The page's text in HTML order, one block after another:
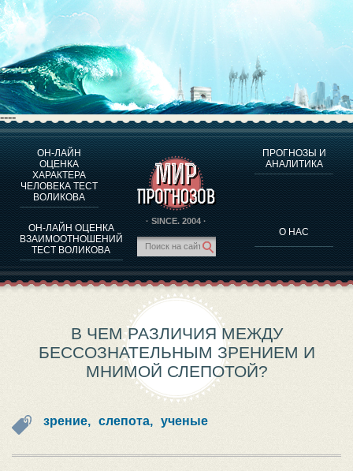
----
ОН-ЛАЙН
ОЦЕНКА
ХАРАКТЕРА
ЧЕЛОВЕКА ТЕСТ
ВОЛИКОВА
ОН-ЛАЙН ОЦЕНКА
ВЗАИМООТНОШЕНИЙ
ТЕСТ ВОЛИКОВА
· SINCE. 2004 ·
ПРОГНОЗЫ И
АНАЛИТИКА
О НАС
О ПРОГРАММЕ
ОЦЕНКА ХАРАКТЕРA ЧЕЛОВЕКА
ОЦЕНКА ХАРАКТЕРА ВЫДАЮЩИХСЯ ЛИЧНОСТЕЙ
О ПРОГРАММЕ
ТЕСТ НА СОВМЕСТИМОСТЬ ВОЛИКОВА
ПРОГНОЗЫ И АНАЛИТИКА
В ЧЕМ РАЗЛИЧИЯ МЕЖДУ
БЕССОЗНАТЕЛЬНЫМ ЗРЕНИЕМ И
МНИМОЙ СЛЕПОТОЙ?
зрение, слепота, ученые